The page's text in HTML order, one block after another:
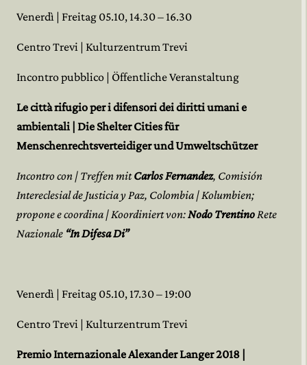
Venerdì | Freitag 05.10, 14.30 – 16.30
Centro Trevi | Kulturzentrum Trevi
Incontro pubblico | Öffentliche Veranstaltung
Le città rifugio per i difensori dei diritti umani e
ambientali | Die Shelter Cities für
Menschenrechtsverteidiger und Umweltschützer
Incontro con | Treffen mitCarlos Fernandez, Comisión
Intereclesial de Justicia y Paz, Colombia | Kolumbien;
propone e coordina | Koordiniert von:Nodo Trentino Rete
Nazionale “In Difesa Di”
Venerdì | Freitag 05.10, 17.30 – 19:00
Centro Trevi | Kulturzentrum Trevi
Premio Internazionale Alexander Langer 2018 |